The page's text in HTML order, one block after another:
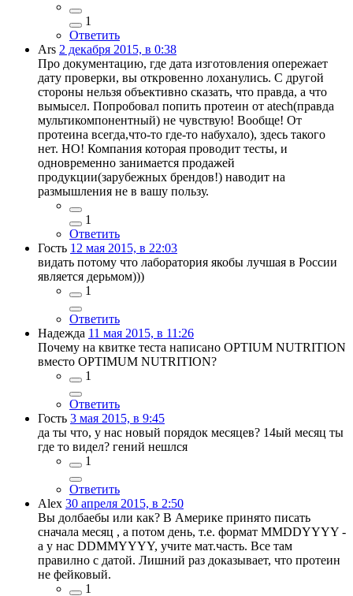
1
Ответить
Ars 2 декабря 2015, в 0:38
Про документацию, где дата изготовления опережает
дату проверки, вы откровенно лоханулись. С другой
стороны нельзя объективно сказать, что правда, а что
вымысел. Попробовал попить протеин от atech(правда
мультикомпонентный) не чувствую! Вообще! От
протеина всегда,что-то где-то набухало), здесь такого
нет. НО! Компания которая проводит тесты, и
одновременно занимается продажей
продукции(зарубежных брендов!) наводит на
размышления не в вашу пользу.
1
Ответить
Гость 12 мая 2015, в 22:03
видать потому что лаборатория якобы лучшая в России
является дерьмом)))
1
Ответить
Надежда 11 мая 2015, в 11:26
Почему на квитке теста написано OPTIUM NUTRITION
вместо OPTIMUM NUTRITION?
1
Ответить
Гость 3 мая 2015, в 9:45
да ты что, у нас новый порядок месяцев? 14ый месяц ты
где то видел? гений нешлся
1
Ответить
Alex 30 апреля 2015, в 2:50
Вы долбаебы или как? В Америке принято писать
сначала месяц , а потом день, т.е. формат ММDDYYYY -
а у нас DDMMYYYY, учите мат.часть. Все там
правилно с датой. Лишний раз доказывает, что протеин
не фейковый.
1